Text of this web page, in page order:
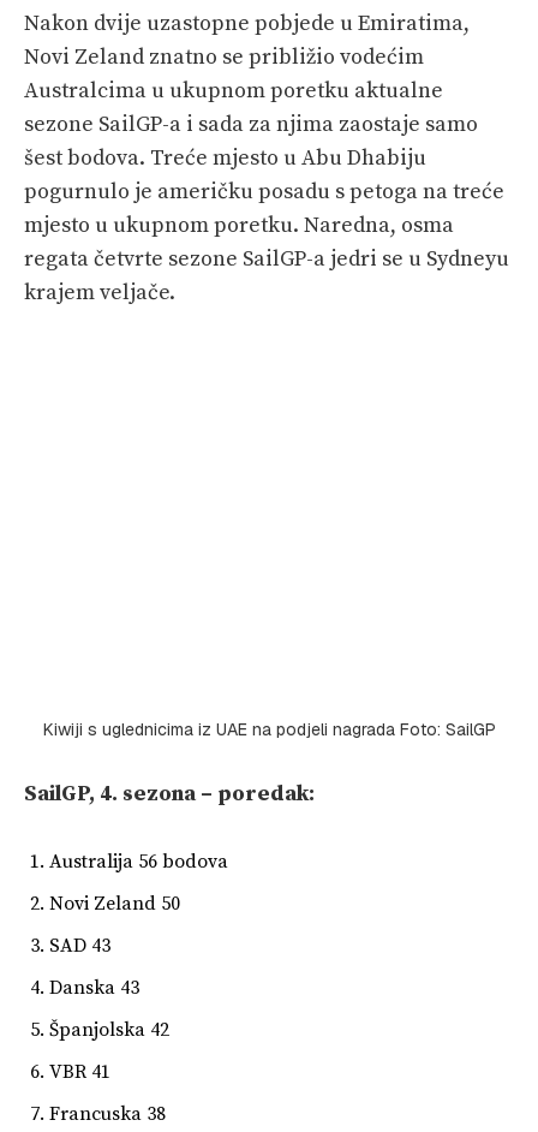
Nakon dvije uzastopne pobjede u Emiratima,
Novi Zeland znatno se približio vodećim
Australcima u ukupnom poretku aktualne
sezone SailGP-a i sada za njima zaostaje samo
šest bodova. Treće mjesto u Abu Dhabiju
pogurnulo je američku posadu s petoga na treće
mjesto u ukupnom poretku. Naredna, osma
regata četvrte sezone SailGP-a jedri se u Sydneyu
krajem veljače.
Kiwiji s uglednicima iz UAE na podjeli nagrada Foto: SailGP
SailGP, 4. sezona – poredak:
Australija 56 bodova
Novi Zeland 50
SAD 43
Danska 43
Španjolska 42
VBR 41
Francuska 38